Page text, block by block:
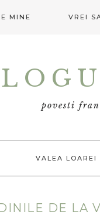
MINE VREI
povesti
VALEA LOAREI
DE LA